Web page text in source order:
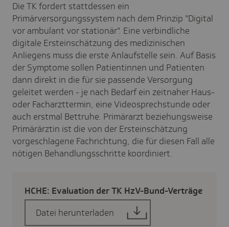
Die TK fordert stattdessen ein
Primärversorgungssystem nach dem Prinzip "Digital
vor ambulant vor stationär". Eine verbindliche
digitale Ersteinschätzung des medizinischen
Anliegens muss die erste Anlaufstelle sein. Auf Basis
der Symptome sollen Patientinnen und Patienten
dann direkt in die für sie passende Versorgung
geleitet werden - je nach Bedarf ein zeitnaher Haus-
oder Facharzttermin, eine Videosprechstunde oder
auch erstmal Bettruhe. Primärarzt beziehungsweise
Primärärztin ist die von der Ersteinschätzung
vorgeschlagene Fachrichtung, die für diesen Fall alle
nötigen Behandlungsschritte koordiniert.
HCHE: Evalua­tion der TK HzV-Bund-Verträge
Datei herunterladen